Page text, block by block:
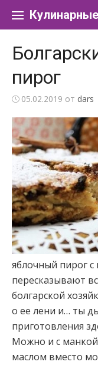
пирог
05.02.2019 от dars
яблочный пирог
пересказывают
болгарской
о ее лени и… ты
приготовления
Можно и с манкой
маслом вместо